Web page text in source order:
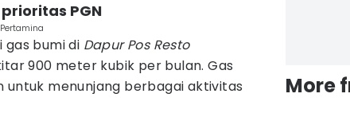
PGN
gas bumi di Dapur Pos Resto
900 meter kubik per bulan. Gas
menunjang berbagai aktivitas
More